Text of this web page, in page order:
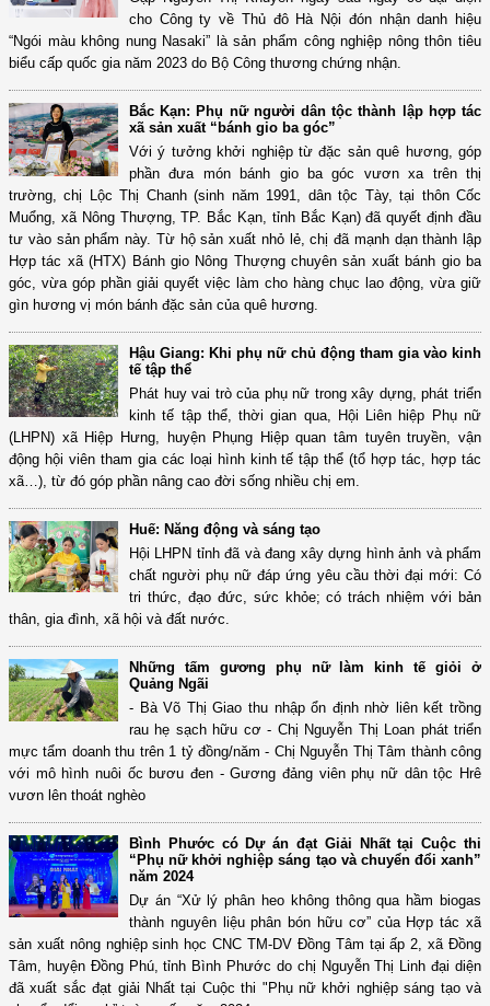
cho Công ty về Thủ đô Hà Nội đón nhận danh hiệu
“Ngói màu không nung Nasaki” là sản phẩm công nghiệp nông thôn tiêu
biểu cấp quốc gia năm 2023 do Bộ Công thương chứng nhận.
Bắc Kạn: Phụ nữ người dân tộc thành lập hợp tác
xã sản xuất “bánh gio ba góc”
Với ý tưởng khởi nghiệp từ đặc sản quê hương, góp
phần đưa món bánh gio ba góc vươn xa trên thị
trường, chị Lộc Thị Chanh (sinh năm 1991, dân tộc Tày, tại thôn Cốc
Muổng, xã Nông Thượng, TP. Bắc Kạn, tỉnh Bắc Kạn) đã quyết định đầu
tư vào sản phẩm này. Từ hộ sản xuất nhỏ lẻ, chị đã mạnh dạn thành lập
Hợp tác xã (HTX) Bánh gio Nông Thượng chuyên sản xuất bánh gio ba
góc, vừa góp phần giải quyết việc làm cho hàng chục lao động, vừa giữ
gìn hương vị món bánh đặc sản của quê hương.
Hậu Giang: Khi phụ nữ chủ động tham gia vào kinh
tế tập thể
Phát huy vai trò của phụ nữ trong xây dựng, phát triển
kinh tế tập thể, thời gian qua, Hội Liên hiệp Phụ nữ
(LHPN) xã Hiệp Hưng, huyện Phụng Hiệp quan tâm tuyên truyền, vận
động hội viên tham gia các loại hình kinh tế tập thể (tổ hợp tác, hợp tác
xã…), từ đó góp phần nâng cao đời sống nhiều chị em.
Huế: Năng động và sáng tạo
Hội LHPN tỉnh đã và đang xây dựng hình ảnh và phẩm
chất người phụ nữ đáp ứng yêu cầu thời đại mới: Có
tri thức, đạo đức, sức khỏe; có trách nhiệm với bản
thân, gia đình, xã hội và đất nước.
Những tấm gương phụ nữ làm kinh tế giỏi ở
Quảng Ngãi
- Bà Võ Thị Giao thu nhập ổn định nhờ liên kết trồng
rau hẹ sạch hữu cơ - Chị Nguyễn Thị Loan phát triển
mực tẩm doanh thu trên 1 tỷ đồng/năm - Chị Nguyễn Thị Tâm thành công
với mô hình nuôi ốc bươu đen - Gương đảng viên phụ nữ dân tộc Hrê
vươn lên thoát nghèo
Bình Phước có Dự án đạt Giải Nhất tại Cuộc thi
“Phụ nữ khởi nghiệp sáng tạo và chuyển đổi xanh”
năm 2024
Dự án “Xử lý phân heo không thông qua hầm biogas
thành nguyên liệu phân bón hữu cơ” của Hợp tác xã
sản xuất nông nghiệp sinh học CNC TM-DV Đồng Tâm tại ấp 2, xã Đồng
Tâm, huyện Đồng Phú, tỉnh Bình Phước do chị Nguyễn Thị Linh đại diện
đã xuất sắc đạt giải Nhất tại Cuộc thi "Phụ nữ khởi nghiệp sáng tạo và